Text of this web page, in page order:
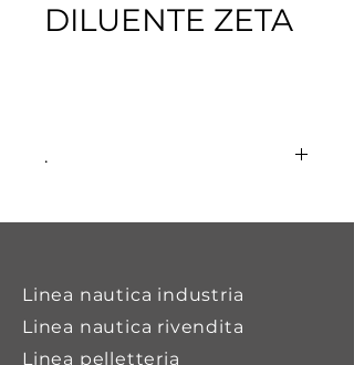
DILUENTE ZETA
.
pistole o per la diluizione di
Linea nautica industria
Linea nautica rivendita
Linea pelletteria